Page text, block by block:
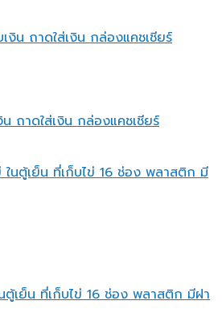
ถาดใส่เงิน กล่องแคชเชียร์
ตู้เย็น ที่เก็บไข่ 16 ช่อง พลาสติก มีฝา